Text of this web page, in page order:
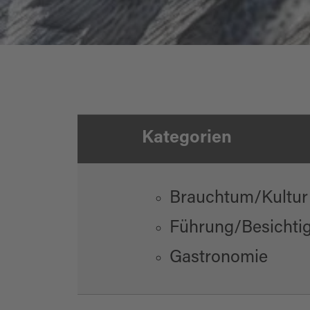
Kategorien
Brauchtum/Kultur
Führung/
Gastronomie